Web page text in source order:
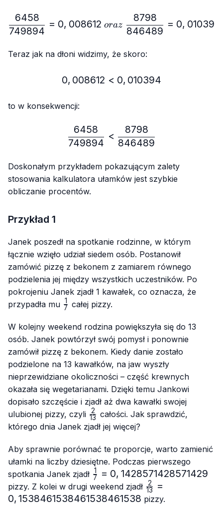
749894
6458
= 0, 008612 oraz 846489
8798
= 0, 010394
Teraz jak na dłoni widzimy, że skoro:
0,008612 < 0,010394
0, 008612 < 0, 010394
to w konsekwencji:
\frac{6458}{749894} <
749894
6458
<
846489
8798
Doskonałym przykładem pokazującym zalety
stosowania kalkulatora ułamków jest szybkie
obliczanie procentów.
Przykład 1
Janek poszedł na spotkanie rodzinne, w którym
łącznie wzięło udział siedem osób. Postanowił
zamówić pizzę z bekonem z zamiarem równego
podzielenia jej między wszystkich uczestników. Po
pokrojeniu Janek zjadł 1 kawałek, co oznacza, że
przypadła mu \frac{1}
7
1 całej pizzy.
W kolejny weekend rodzina powiększyła się do 13
osób. Janek powtórzył swój pomysł i ponownie
zamówił pizzę z bekonem. Kiedy danie zostało
podzielone na 13 kawałków, na jaw wyszły
nieprzewidziane okoliczności – część krewnych
okazała się wegetarianami. Dzięki temu Jankowi
dopisało szczęście i zjadł aż dwa kawałki swojej
ulubionej pizzy, czyli \frac{2}
{13}
13
2
całości. Jak sprawdzić,
którego dnia Janek zjadł jej więcej?
Aby sprawnie porównać te proporcje, warto zamienić
ułamki na liczby dziesiętne. Podczas pierwszego
spotkania Janek zjadł \frac{1}
{7}=0,1428571428571429
7
1 = 0, 1428571428571429
pizzy. Z kolei w drugi weekend zjadł \frac{2}
13
2
=
0, 1538461538461538461538 pizzy.